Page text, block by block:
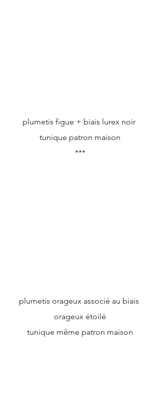
plumetis figue + biais lurex noir
tunique patron maison
***
plumetis orageux associé au biais
orageux étoilé
tunique même patron maison